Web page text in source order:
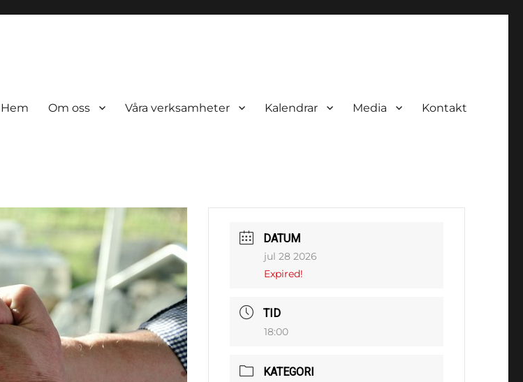
Hem Om oss Våra verksamheter Kalendrar Media Kontakt
DATUM
jul 28 2026
Expired!
TID
18:00
KATEGORI